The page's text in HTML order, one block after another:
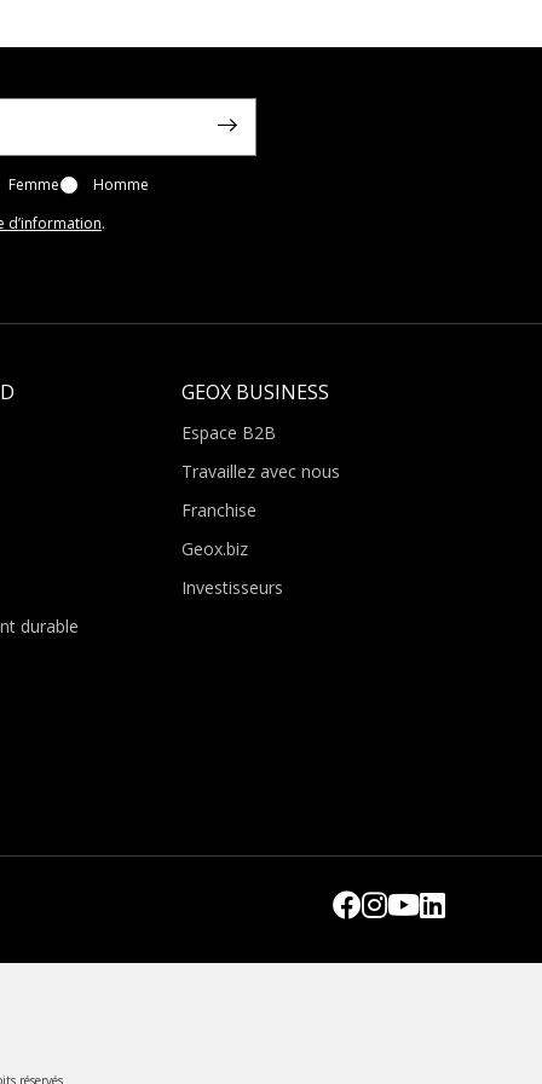
Femme
Homme
d’information.
durable
GEOX BUSINESS
Espace B2B
Travaillez avec nous
Franchise
Geox.biz
Investisseurs